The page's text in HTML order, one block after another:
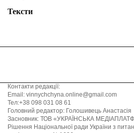
Тексти
Контакти редакції:
Email: vinnychchyna.online@gmail.com
Тел:+38 098 031 08 61
Головний редактор: Голошивець Анастасія
Засновник: ТОВ «УКРАЇНСЬКА
Рішення Національної ради України з